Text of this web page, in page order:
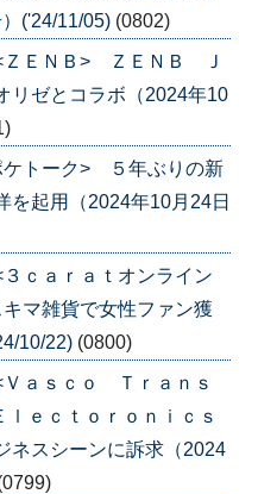
('24/11/05) (0802)
ＥＮＢ> ＺＥＮＢ Ｊ
リゼとコラボ（2024年10
ケトーク> ５年ぶりの新
を起用（2024年10月24日
ｃａｒａｔオンライン
マ雑貨で女性ファン獲
10/22) (0800)
ａｓｃｏ Ｔｒａｎｓ
ｅｃｔｏｒｏｎｉｃｓ
ネスシーンに訴求（2024